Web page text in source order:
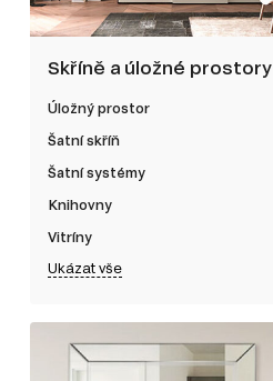
Skříně a úložné prostory
Úložný prostor
Šatní skříň
Šatní systémy
Knihovny
Vitríny
Ukázat vše